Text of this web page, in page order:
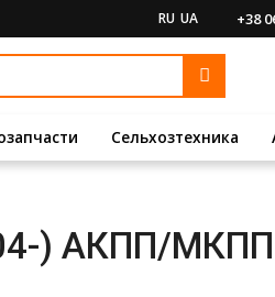
RU UA +38
Сельхозтехника
) АКПП/МКПП